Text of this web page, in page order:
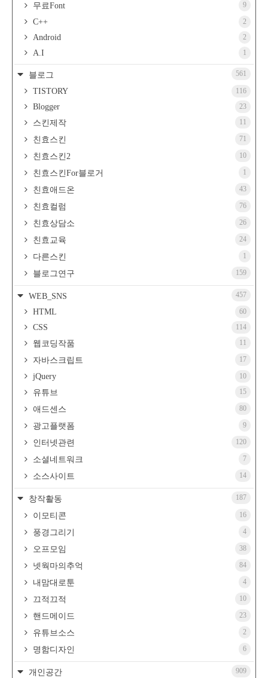
무료Font 9
C++ 2
Android 2
A.I 1
블로그 561
TISTORY 116
Blogger 23
스킨제작 11
친효스킨 71
친효스킨2 10
친효스킨For블로거 1
친효애드온 43
친효컬럼 76
친효상담소 26
친효교육 24
다른스킨 1
블로그연구 159
WEB_SNS 457
HTML 60
CSS 114
웹코딩작품 11
자바스크립트 17
jQuery 10
유튜브 15
애드센스 80
광고플랫폼 9
인터넷관련 120
소셜네트워크 7
소스사이트 14
창작활동 187
이모티콘 16
풍경그리기 4
오프모임 38
넷웍마의추억 84
내맘대로툰 4
끄적끄적 10
핸드메이드 23
유튜브소스 2
명함디자인 6
개인공간 909